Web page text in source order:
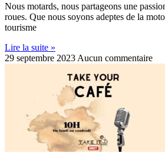
Nous motards, nous partageons une
roues. Que nous soyons adeptes de la
tourisme
Lire la suite »
29 septembre 2023 Aucun commentaire